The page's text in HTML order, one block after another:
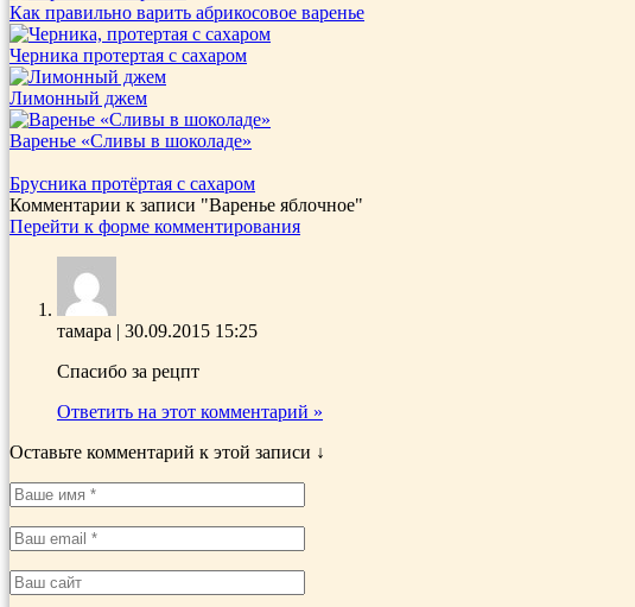
Как правильно варить абрикосовое варенье
Черника протертая с сахаром
Лимонный джем
Варенье «Сливы в шоколаде»
Брусника протёртая с сахаром
Комментарии к записи "Варенье яблочное"
Перейти к форме комментирования
тамара | 30.09.2015 15:25
Спасибо за рецпт
Ответить на этот комментарий »
Оставьте комментарий к этой записи ↓